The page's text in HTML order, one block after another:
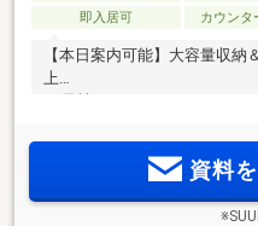
即入居可
カウンタ
【本日案内可能】大容量収納
上
資料